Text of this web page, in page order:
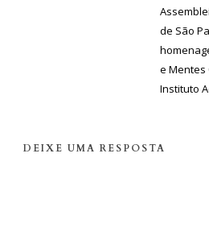
de São
e Mentes
Instituto
DEIXE UMA RESPOSTA